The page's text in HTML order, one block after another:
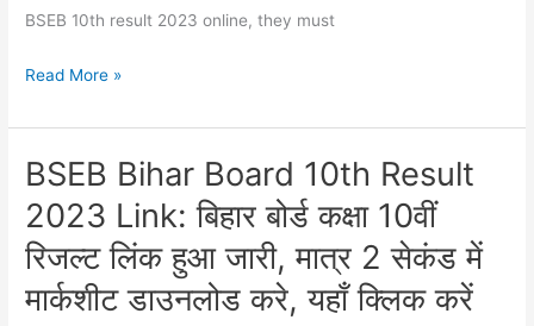
BSEB 10th result 2023 online, they must
Read More »
BSEB Bihar Board 10th Result
2023 Link: बिहार बोर्ड कक्षा 10वीं
रिजल्ट लिंक हुआ जारी, मात्र 2 सेकंड में
मार्कशीट डाउनलोड करे, यहाँ क्लिक करें
BSEB
Board
10th
Result
2023